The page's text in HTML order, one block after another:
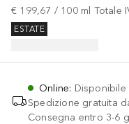
€ 199,67 / 100 ml Totale
ESTATE
Online: Disponibile
Spedizione gratuita
Consegna entro 3-6